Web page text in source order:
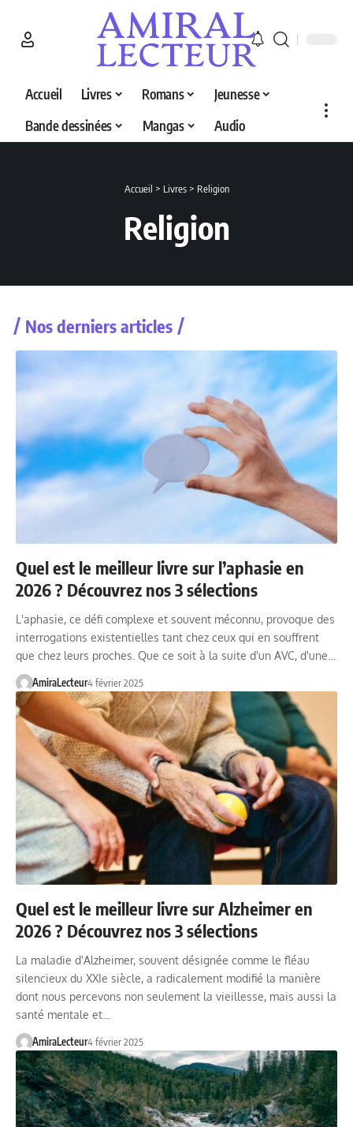
Accueil Livres Romans
Jeunesse
Bande dessinées
Mangas Audio
Accueil > Livres> Religion
Religion
Nos derniers articles
Quel est le meilleur livre sur l’aphasie en
2026 ? Découvrez nos 3 sélections
L'aphasie, ce défi complexe et souvent méconnu, provoque des
interrogations existentielles tant chez ceux qui en souffrent
que chez leurs proches. Que ce soit à la suite d'un AVC, d'une…
AmiraLecteur4 février 2025
Quel est le meilleur livre sur Alzheimer en
2026 ? Découvrez nos 3 sélections
La maladie d'Alzheimer, souvent désignée comme le fléau
silencieux du XXIe siècle, a radicalement modifié la manière
dont nous percevons non seulement la vieillesse, mais aussi la
santé mentale et…
AmiraLecteur4 février 2025